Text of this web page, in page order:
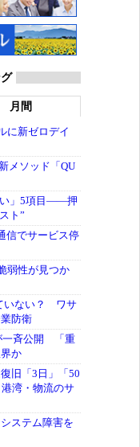
月間
に新ゼロデイ
メソッド「QU
い」5項目――押
ト”
信でサービス停
弱性が見つか
いない？ ワサ
防衛
一斉公開 「重
か
旧「3日」「50
湾・物流のサ
ステム障害を